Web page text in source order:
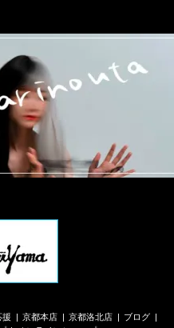
援 京都本店 京都洛北店
ブログ